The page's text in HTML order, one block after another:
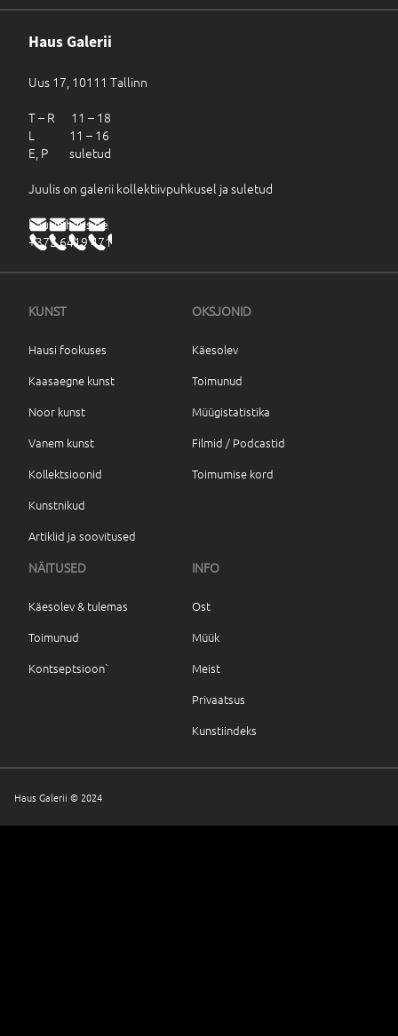
Haus Galerii
Uus 17, 10111 Tallinn
T – R 11 – 18
L 11 – 16
E, P suletud
Juulis on galerii kollektiivpuhkusel ja suletud
haus@haus.ee
+372 6419 471
KUNST
Hausi fookuses
Kaasaegne kunst
Noor kunst
Vanem kunst
Kollektsioonid
Kunstnikud
Artiklid ja soovitused
OKSJONID
Käesolev
Toimunud
Müügistatistika
Filmid / Podcastid
Toimumise kord
NÄITUSED
Käesolev & tulemas
Toimunud
Kontseptsioon`
INFO
Ost
Müük
Meist
Privaatsus
Kunstiindeks
Haus Galerii © 2024